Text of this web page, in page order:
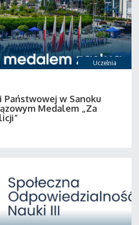
Uczelnia
Państwowej w Sanoku
Medalem „Za